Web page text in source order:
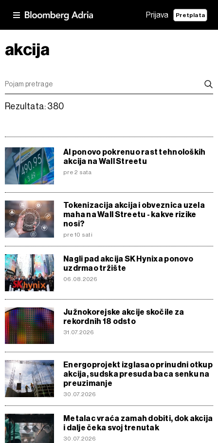
Prijava Pretplata
akcija
Rezultata: 380
AI ponovo pokrenuo rast tehnoloških
akcija na Wall Streetu
pre 2 sata
Tokenizacija akcija i obveznica uzela
maha na Wall Streetu - kakve rizike
nosi?
pre 10 sati
Nagli pad akcija SK Hynixa ponovo
uzdrmao tržište
06.08.2026
Južnokorejske akcije skočile za
rekordnih 18 odsto
31.07.2026
Energoprojekt izglasao prinudni otkup
akcija, sudska presuda baca senku na
preuzimanje
30.07.2026
Metalac vraća zamah dobiti, dok akcija
i dalje čeka svoj trenutak
30.07.2026